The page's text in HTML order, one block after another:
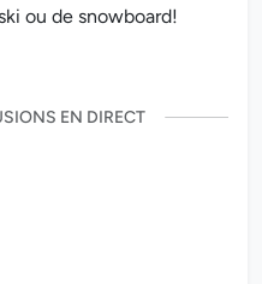
ou de snowboard!
EN DIRECT